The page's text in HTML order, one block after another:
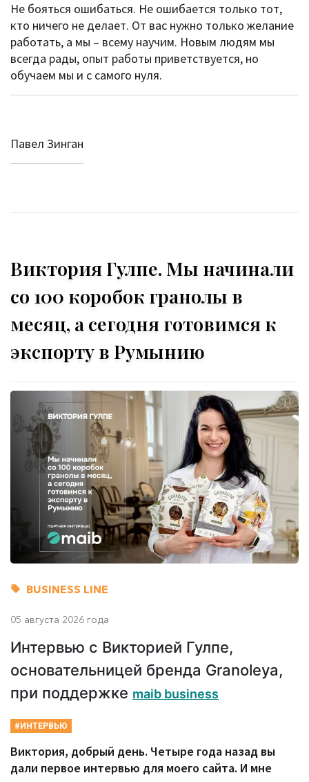
Не бояться ошибаться. Не ошибается только тот,
кто ничего не делает. От вас нужно только желание
работать, а мы – всему научим. Новым людям мы
всегда рады, опыт работы приветствуется, но
обучаем мы и с самого нуля.
Павел Зинган
BUSINESS LINE
05 августа 2026 года
Виктория Гулпе. Мы начинали
со 100 коробок гранолы в
месяц, а сегодня готовимся к
экспорту в Румынию
Интервью с Викторией Гулпе,
основательницей бренда Granoleya,
при поддержке maib business
#ИНТЕРВЬЮ
Виктория, добрый день. Четыре года назад вы
дали первое интервью для моего сайта. И мне